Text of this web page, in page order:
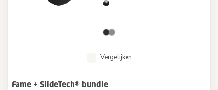
Vergelijken
Fame + SlideTech® bundle